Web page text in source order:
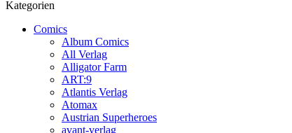
Kategorien
Comics
Album Comics
All Verlag
Alligator Farm
ART:9
Atlantis Verlag
Atomax
Austrian Superheroes
avant-verlag